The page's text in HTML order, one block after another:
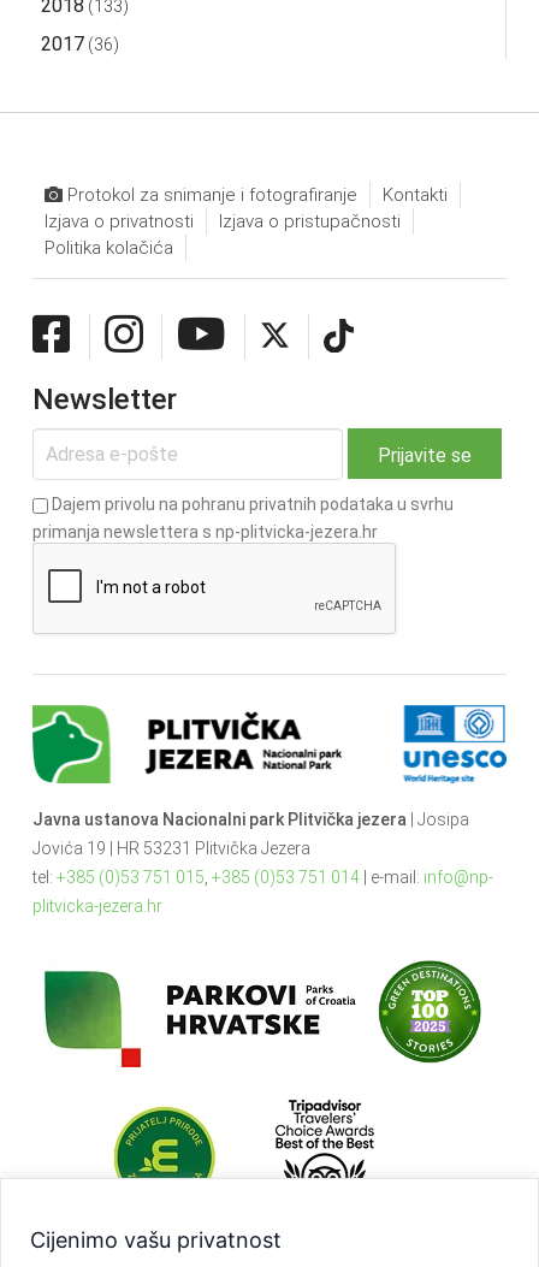
Cijenimo vašu privatnost
2018 (133)
2017(36)
Protokol za snimanje i fotografiranje
Kontakti
Izjava o privatnosti
Izjava o pristupačnosti
Politika kolačića
Newsletter
Dajem privolu na pohranu privatnih podataka u svrhu
primanja newslettera s np-plitvicka-jezera.hr
Javna ustanova Nacionalni park Plitvička jezera | Josipa
Jovića 19 | HR 53231 Plitvička Jezera
tel: +385 (0)53 751 015 +385 (0)53 751 014| e-mail: info@np-
plitvicka-jezera.hr